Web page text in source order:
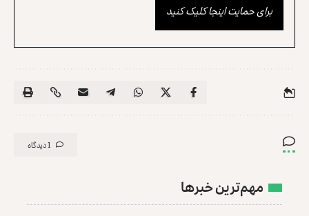
برای حمایت اینجا کلیک کنید
1 دیدگاه
مهم‌ترین خبرها